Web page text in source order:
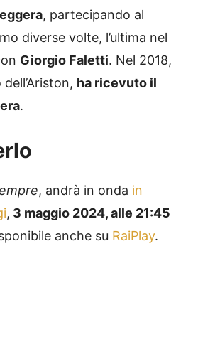
, partecipando al
diverse volte, l’ultima nel
Giorgio Faletti. Nel 2018,
ha ricevuto il
.
, andrà in onda in
, 3 maggio 2024, alle 21:45
anche su RaiPlay.